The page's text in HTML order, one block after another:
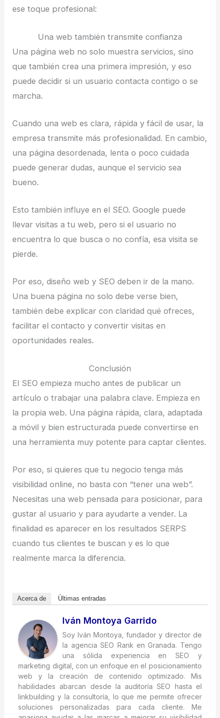
ese toque profesional:
Una web también transmite confianza
Una página web no solo muestra servicios, sino
que también crea una primera impresión, y eso
puede decidir si un usuario contacta contigo o se
marcha.
Cuando una web es clara, rápida y fácil de usar, la
empresa transmite más profesionalidad. En cambio,
una página desordenada, lenta o poco cuidada
puede generar dudas, aunque el servicio sea
bueno.
Esto también influye en el SEO. Google puede
llevar visitas a tu web, pero si el usuario no
encuentra lo que busca o no confía, esa visita se
pierde.
Por eso, diseño web y SEO deben ir de la mano.
Una buena página no solo debe verse bien,
también debe explicar con claridad qué ofreces,
facilitar el contacto y convertir visitas en
oportunidades reales.
Conclusión
El SEO empieza mucho antes de publicar un
artículo o trabajar una palabra clave. Empieza en
la propia web. Una página rápida, clara, adaptada
a móvil y bien estructurada puede convertirse en
una herramienta muy potente para captar clientes.
Por eso, si quieres que tu negocio tenga más
visibilidad online, no basta con “tener una web”.
Necesitas una web pensada para posicionar, para
gustar al usuario y para ayudarte a vender. La
finalidad es aparecer en los resultados SERPS
cuando tus clientes te buscan y es lo que
realmente marca la diferencia.
Acerca de Últimas entradas
Iván Montoya Garrido
Soy Iván Montoya, fundador y director de
la agencia SEO Rank en Granada. Tengo
una sólida experiencia en SEO y
marketing digital, con un enfoque en el posicionamiento
web y la creación de contenido optimizado. Mis
habilidades abarcan desde la auditoría SEO hasta el
linkbuilding y la consultoría, lo que me permite ofrecer
soluciones personalizadas para cada cliente. Me